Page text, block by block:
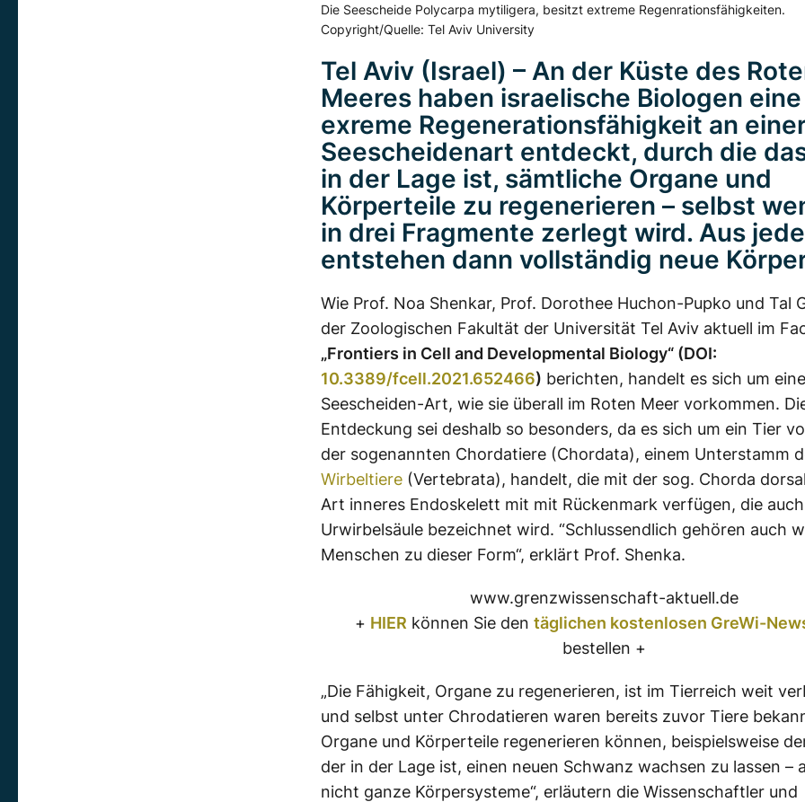
Die Seescheide Polycarpa mytiligera, besitzt extreme Regenrationsfähigkeiten.
Copyright/Quelle: Tel Aviv University
Tel Aviv (Israel) – An der Küste des
Meeres haben israelische Biologen eine
exreme Regenerationsfähigkeit an
Seescheidenart entdeckt, durch die
in der Lage ist, sämtliche Organe und
Körperteile zu regenerieren – selbst
in drei Fragmente zerlegt wird. Aus
entstehen dann vollständig neue
Wie Prof. Noa Shenkar, Prof. Dorothee Huchon-Pupko und Tal
der Zoologischen Fakultät der Universität Tel Aviv aktuell im
„Frontiers in Cell and Developmental Biology“ (DOI:
10.3389/fcell.2021.652466) berichten, handelt es sich um eine
Seescheiden-Art, wie sie überall im Roten Meer vorkommen.
Entdeckung sei deshalb so besonders, da es sich um ein Tier
der sogenannten Chordatiere (Chordata), einem Unterstamm
Wirbeltiere (Vertebrata), handelt, die mit der sog. Chorda
Art inneres Endoskelett mit mit Rückenmark verfügen, die
Urwirbelsäule bezeichnet wird. “Schlussendlich gehören auch
Menschen zu dieser Form“, erklärt Prof. Shenka.
www.grenzwissenschaft-aktuell.de
+ HIER können Sie den täglichen kostenlosen GreWi-
bestellen +
„Die Fähigkeit, Organe zu regenerieren, ist im Tierreich weit
und selbst unter Chrodatieren waren bereits zuvor Tiere
Organe und Körperteile regenerieren können, beispielsweise
der in der Lage ist, einen neuen Schwanz wachsen zu lassen –
nicht ganze Körpersysteme“, erläutern die Wissenschaftler und